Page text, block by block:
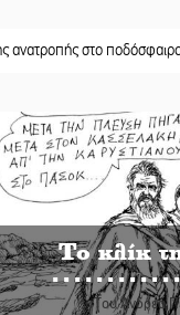
στο ποδόσφαιρο || 5
Το κλίκ
Του Ανδρέα